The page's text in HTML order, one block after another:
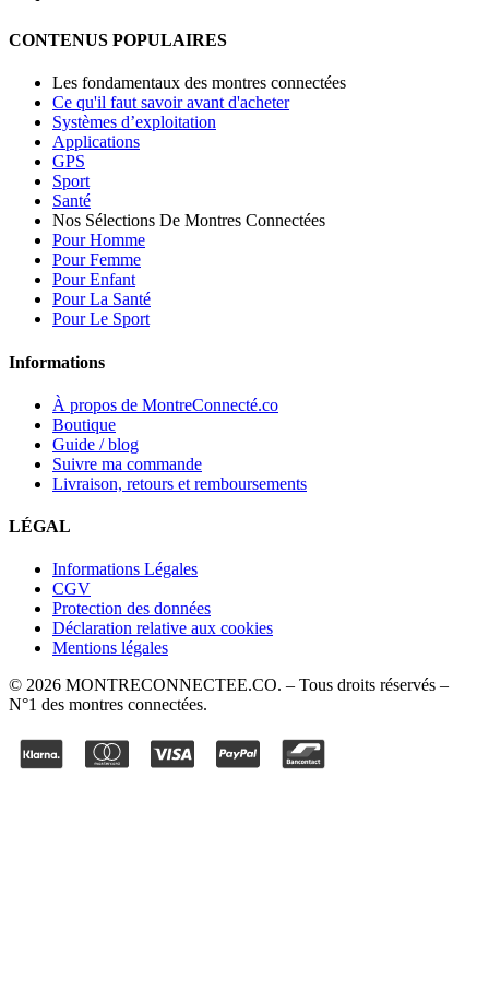
CONTENUS POPULAIRES
Les fondamentaux des montres connectées
Ce qu'il faut savoir avant d'acheter
Systèmes d’exploitation
Applications
GPS
Sport
Santé
Nos Sélections De Montres Connectées
Pour Homme
Pour Femme
Pour Enfant
Pour La Santé
Pour Le Sport
Informations
À propos de MontreConnecté.co
Boutique
Guide / blog
Suivre ma commande
Livraison, retours et remboursements
LÉGAL
Informations Légales
CGV
Protection des données
Déclaration relative aux cookies
Mentions légales
© 2026 MONTRECONNECTEE.CO. – Tous droits réservés –
N°1 des montres connectées.